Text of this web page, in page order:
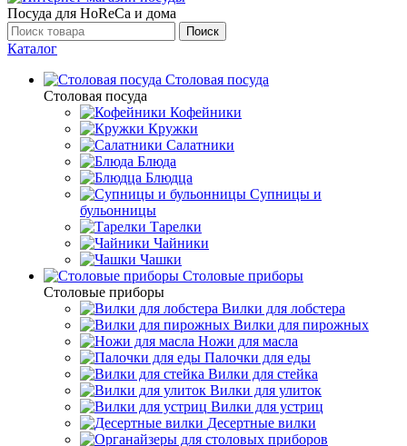
Посуда для HoReCa и дома
Поиск
Каталог
Столовая посуда
Столовая посуда
Кофейники
Кружки
Салатники
Блюда
Блюдца
Супницы и
бульонницы
Тарелки
Чайники
Чашки
Cтоловые приборы
Cтоловые приборы
Вилки для лобстера
Вилки для пирожных
Ножи для масла
Палочки для еды
Вилки для стейка
Вилки для улиток
Вилки для устриц
Десертные вилки